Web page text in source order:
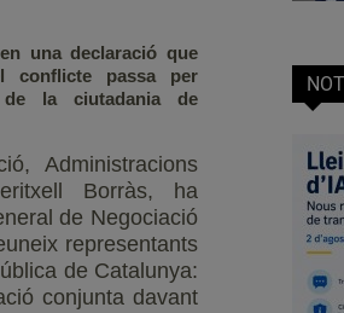
una declaració que
conflicte passa per
la ciutadania de
Administracions
Borràs, ha
de Negociació
representants
de Catalunya:
conjunta davant